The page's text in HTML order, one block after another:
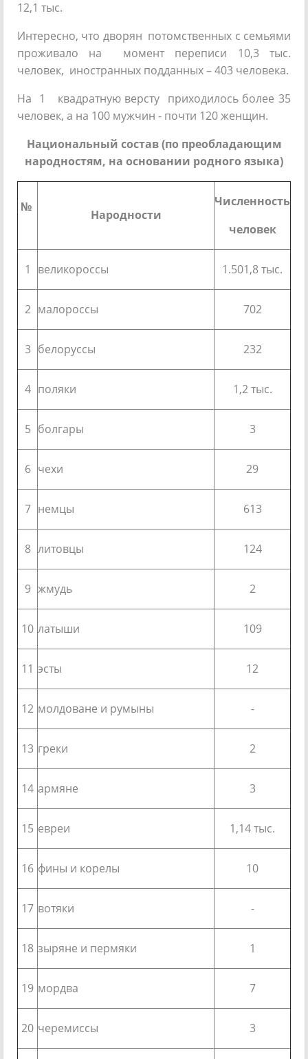
12,1 тыс.
Интересно, что дворян потомственных с семьями
проживало на момент переписи 10,3 тыс.
человек, иностранных подданных – 403 человека.
На 1 квадратную версту приходилось более 35
человек, а на 100 мужчин - почти 120 женщин.
Национальный состав (по преобладающим
народностям, на основании родного языка)
№
Народности
Численность
человек
1 великороссы 1.501,8 тыс.
2 малороссы 702
3 белоруссы 232
4 поляки 1,2 тыс.
5 болгары 3
6 чехи 29
7 немцы 613
8 литовцы 124
9 жмудь 2
10 латыши 109
11 эсты 12
12 молдоване и румыны -
13 греки 2
14 армяне 3
15 евреи 1,14 тыс.
16 фины и корелы 10
17 вотяки -
18 зыряне и пермяки 1
19 мордва 7
20 черемиссы 3